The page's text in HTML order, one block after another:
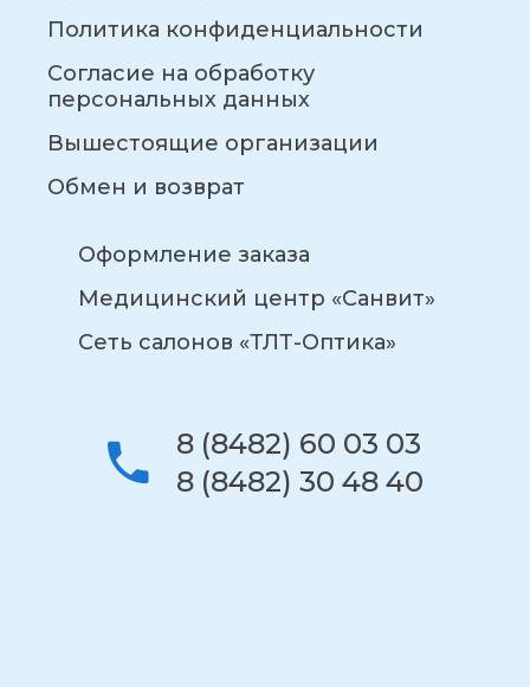
Политика конфиденциальности
Согласие на обработку
персональных данных
Вышестоящие организации
Обмен и возврат
Оформление заказа
Медицинский центр «Санвит»
Сеть салонов «ТЛТ-Оптика»
8 (8482) 60 03 03
8 (8482) 30 48 40